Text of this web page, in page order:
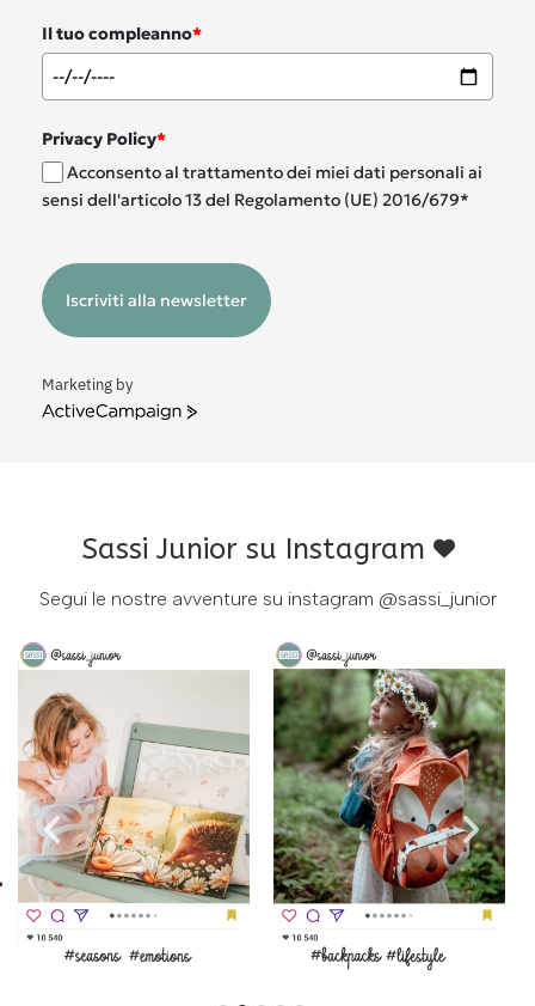
Il tuo compleanno*
Privacy Policy*
Acconsento al trattamento dei miei dati personali ai
sensi dell'articolo 13 del Regolamento (UE) 2016/679*
Iscriviti alla newsletter
Marketing by
ActiveCampaign
Sassi Junior su Instagram
Segui le nostre avventure su instagram @sassi_junior